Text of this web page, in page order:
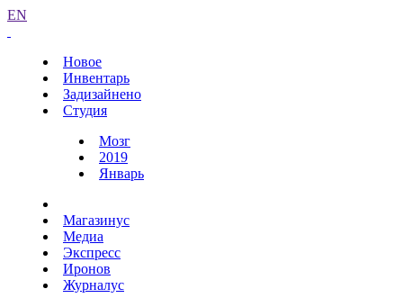
EN
Новое
Инвентарь
Задизайнено
Студия
Мозг
2019
Январь
Магазинус
Медиа
Экспресс
Иронов
Журналус